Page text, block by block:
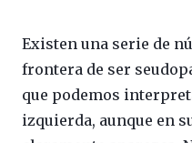
Existen una serie de
frontera de ser
que podemos
izquierda, aunque en